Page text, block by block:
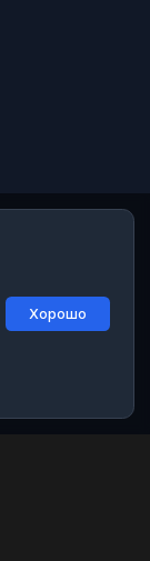
Хорошо